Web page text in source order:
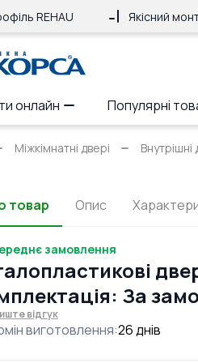
REHAU Якісний
онлайн Популярні
Міжкімнатні двері
товар Опис
замовлення
За
відгук
виготовлення:26днів